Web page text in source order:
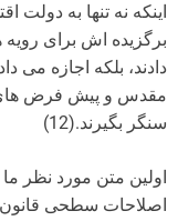
اینکه نه تنها به دولت
برگزیده اش برای
دادند، بلکه اجازه می
مقدس و پیش فرض های
سنگر بگیرند.(12)
اولین متن مورد نظر
اصلاحات سطحی قانون